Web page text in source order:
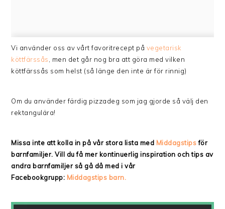
Vi använder oss av vårt favoritrecept på vegetarisk
köttfärssås, men det går nog bra att göra med vilken
köttfärssås som helst (så länge den inte är för rinnig)
Om du använder färdig pizzadeg som jag gjorde så välj den
rektangulära!
Missa inte att kolla in på vår stora lista med Middagstipsför
barnfamiljer. Vill du få mer kontinuerlig inspiration och tips av
andra barnfamiljer så gå då med i vår
Facebookgrupp: Middagstips barn.